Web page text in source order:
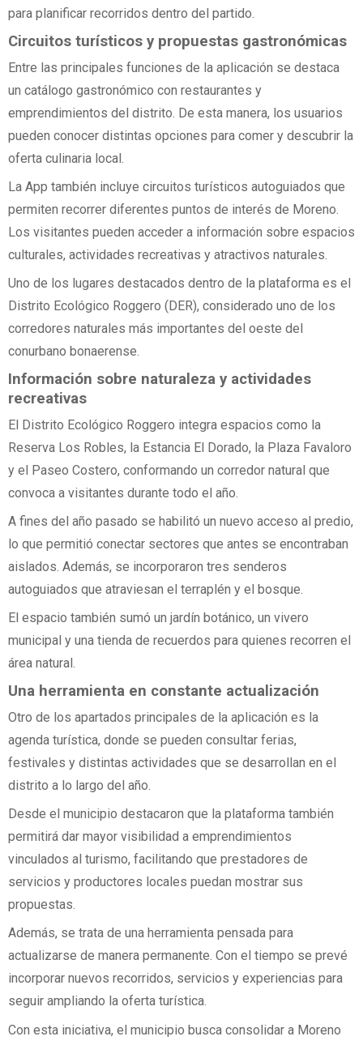
para planificar recorridos dentro del partido.
Circuitos turísticos y propuestas gastronómicas
Entre las principales funciones de la aplicación se destaca
un catálogo gastronómico con restaurantes y
emprendimientos del distrito. De esta manera, los usuarios
pueden conocer distintas opciones para comer y descubrir la
oferta culinaria local.
La App también incluye circuitos turísticos autoguiados que
permiten recorrer diferentes puntos de interés de Moreno.
Los visitantes pueden acceder a información sobre espacios
culturales, actividades recreativas y atractivos naturales.
Uno de los lugares destacados dentro de la plataforma es el
Distrito Ecológico Roggero (DER), considerado uno de los
corredores naturales más importantes del oeste del
conurbano bonaerense.
Información sobre naturaleza y actividades
recreativas
El Distrito Ecológico Roggero integra espacios como la
Reserva Los Robles, la Estancia El Dorado, la Plaza Favaloro
y el Paseo Costero, conformando un corredor natural que
convoca a visitantes durante todo el año.
A fines del año pasado se habilitó un nuevo acceso al predio,
lo que permitió conectar sectores que antes se encontraban
aislados. Además, se incorporaron tres senderos
autoguiados que atraviesan el terraplén y el bosque.
El espacio también sumó un jardín botánico, un vivero
municipal y una tienda de recuerdos para quienes recorren el
área natural.
Una herramienta en constante actualización
Otro de los apartados principales de la aplicación es la
agenda turística, donde se pueden consultar ferias,
festivales y distintas actividades que se desarrollan en el
distrito a lo largo del año.
Desde el municipio destacaron que la plataforma también
permitirá dar mayor visibilidad a emprendimientos
vinculados al turismo, facilitando que prestadores de
servicios y productores locales puedan mostrar sus
propuestas.
Además, se trata de una herramienta pensada para
actualizarse de manera permanente. Con el tiempo se prevé
incorporar nuevos recorridos, servicios y experiencias para
seguir ampliando la oferta turística.
Con esta iniciativa, el municipio busca consolidar a Moreno